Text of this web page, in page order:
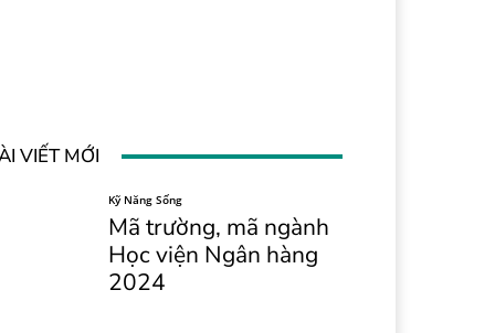
VIẾT MỚI
Kỹ Năng Sống
Mã trường, mã ngành
Học viện Ngân hàng
2024